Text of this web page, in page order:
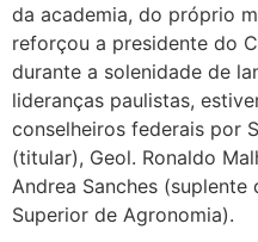
da academia, do próprio
reforçou a presidente do
durante a solenidade de
lideranças paulistas,
conselheiros federais por
(titular), Geol. Ronaldo
Andrea Sanches
Superior de Agronomia).